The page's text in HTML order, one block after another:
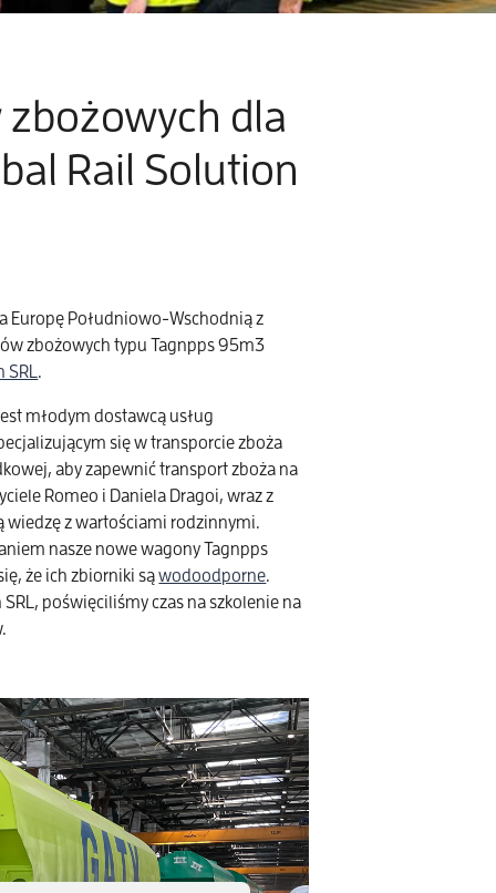
dla
Rail Solution
Europę Południowo-Wschodnią z
zbożowych typu Tagnpps 95m3
.
młodym dostawcą usług
się w transporcie zboża
aby zapewnić transport zboża na
Romeo i Daniela Dragoi, wraz z
wiedzę z wartościami rodzinnymi.
nasze nowe wagony Tagnpps
że ich zbiorniki sąwodoodporne.
poświęciliśmy czas na szkolenie na